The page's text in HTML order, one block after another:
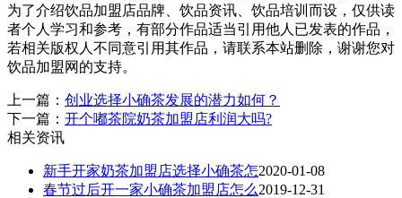
为了介绍饮品加盟店品牌、饮品资讯、饮品培训而设，仅供读
者个人学习和参考，有部分作品适当引用他人已发表的作品，
若相关版权人不同意引用其作品，请联系本站删除，谢谢您对
饮品加盟网的支持。
上一篇： 创业选择小确茶发展的潜力如何？
下一篇： 开个嘟茶院奶茶加盟店利润大吗?
相关资讯
新手开家奶茶加盟店选择小确茶怎2020-01-08
春节过后开一家小确茶加盟店怎么2019-12-31